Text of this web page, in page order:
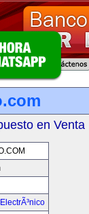
en Venta